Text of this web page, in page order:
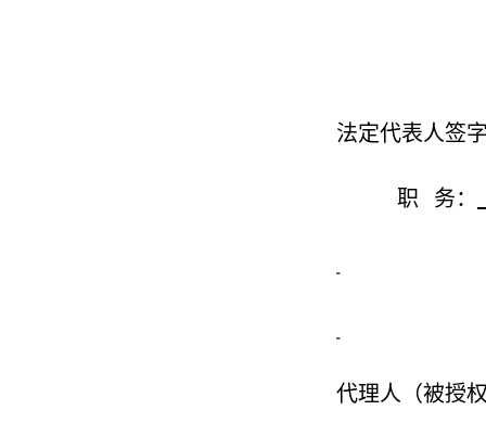
法定代表人签
职 务：
代理人（被授